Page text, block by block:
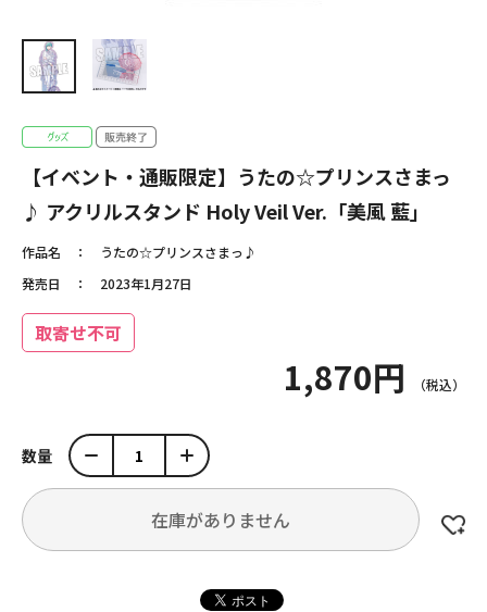
【イベント・通販限定】うたの☆プリンスさまっ
♪ アクリルスタンド Holy Veil Ver.「美風 藍」
作品名
うたの☆プリンスさまっ♪
発売日
2023年1月27日
取寄せ不可
1,870円
数量
在庫がありません